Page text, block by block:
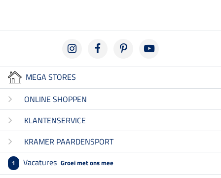
MEGA STORES
ONLINE SHOPPEN
KLANTENSERVICE
KRAMER PAARDENSPORT
1 Vacatures Groei met ons mee